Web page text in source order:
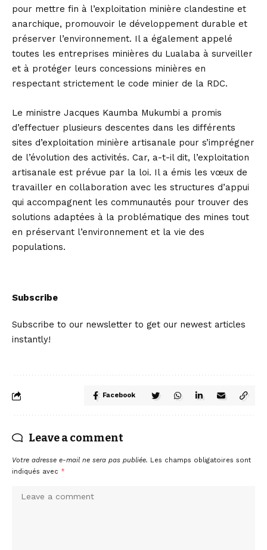
pour mettre fin à l’exploitation minière clandestine et
anarchique, promouvoir le développement durable et
préserver l’environnement. Il a également appelé
toutes les entreprises minières du Lualaba à surveiller
et à protéger leurs concessions minières en
respectant strictement le code minier de la RDC.
Le ministre Jacques Kaumba Mukumbi a promis
d’effectuer plusieurs descentes dans les différents
sites d’exploitation minière artisanale pour s’imprégner
de l’évolution des activités. Car, a-t-il dit, l’exploitation
artisanale est prévue par la loi. Il a émis les vœux de
travailler en collaboration avec les structures d’appui
qui accompagnent les communautés pour trouver des
solutions adaptées à la problématique des mines tout
en préservant l’environnement et la vie des
populations.
Subscribe
Subscribe to our newsletter to get our newest articles
instantly!
Facebook
Leave a comment
Votre adresse e-mail ne sera pas publiée. Les champs obligatoires sont
indiqués avec *